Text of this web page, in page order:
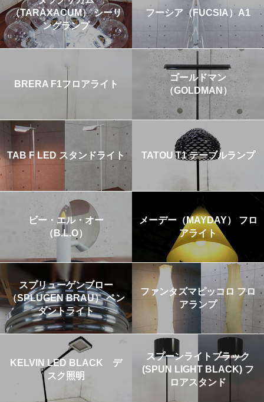
（TARAXACUM） シーリ
ングランプ
フーシア（FUCSIA）A1
BRERA F1フロアライト
ゴールドマン
（GOLDMAN）
TAB F LED スタンドライト TATOU T1 テーブルランプ
ビー・エル・オー
（B.L.O）
メーデー（MAYDAY） フロ
アライト
スプリューゲンブロー
（SPLUGEN BRAU） ペン
ダントライト
ファンタズマピッコロ フロ
アランプ
KELVIN LED BLACK デ
スク照明
スプーンライトブラック
(SPUN LIGHT BLACK) フ
ロアスタンド